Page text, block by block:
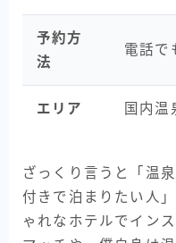
予約方
法
電話で
エリア 国内温
ざっくり言うと「温
付きで泊まりたい人
ゃれなホテルでイン